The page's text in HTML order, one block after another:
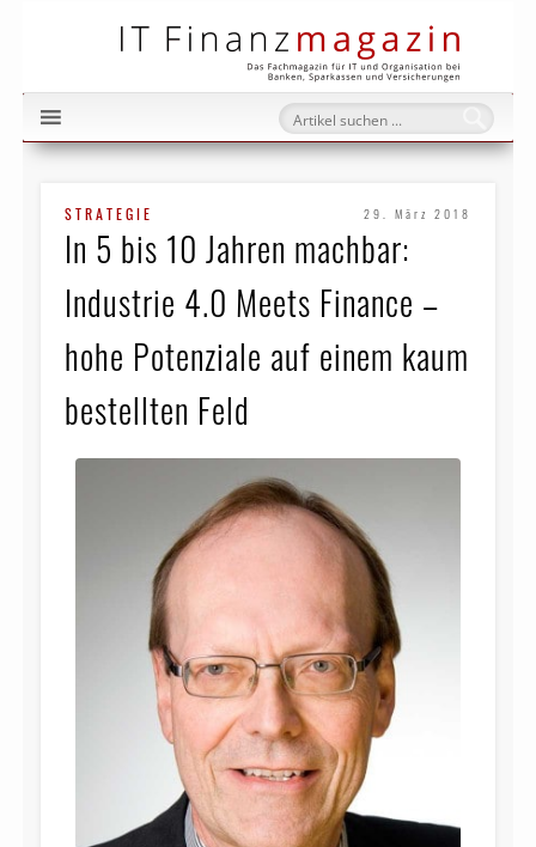
STRATEGIE 29. März 2018
In 5 bis 10 Jahren machbar:
Industrie 4.0 Meets Finance –
hohe Potenziale auf einem kaum
bestellten Feld